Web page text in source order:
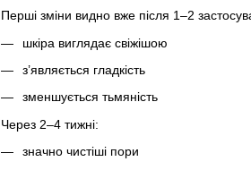
Перші зміни видно вже після 1–2
шкіра виглядає свіжішою
з’являється гладкість
зменшується тьмяність
Через 2–4 тижні:
значно чистіші пори